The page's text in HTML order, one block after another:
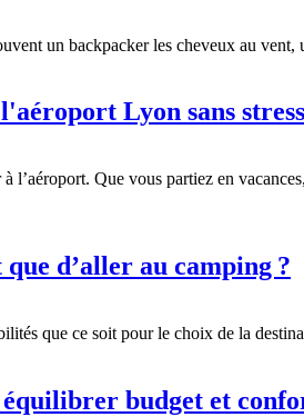
un backpacker les cheveux au
Lyon sans stress
l’aéroport. Que vous partiez en
d’aller au camping ?
que ce soit pour le choix de la
budget et